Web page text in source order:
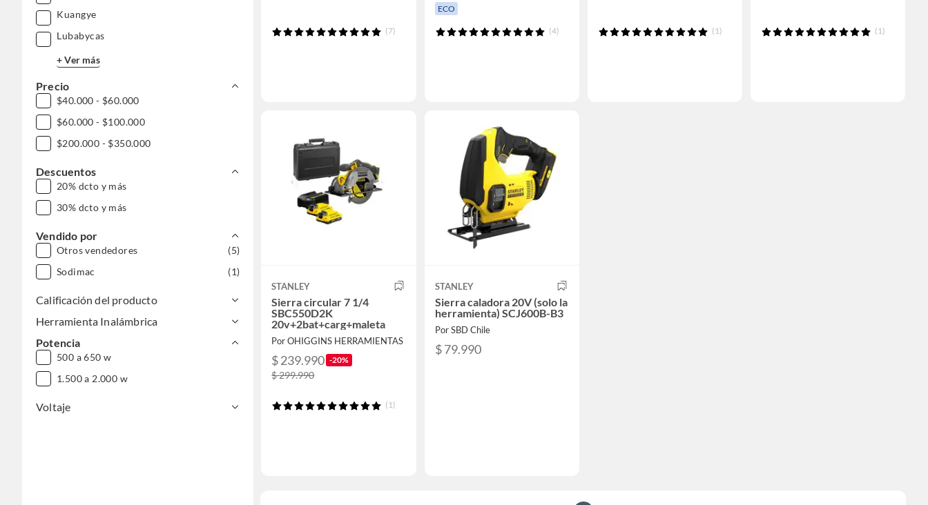
Kuangye
Lubabycas
+ Ver más
Precio
$40.000 - $60.000
$60.000 - $100.000
$200.000 - $350.000
Descuentos
20% dcto y más
30% dcto y más
Vendido por
Otros vendedores
(5)
Sodimac
(1)
Calificación del producto
Herramienta Inalámbrica
Potencia
500 a 650 w
1.500 a 2.000 w
Voltaje
(7)
ECO
(4) (1) (1)
STANLEY
Sierra circular 7 1/4
SBC550D2K
20v+2bat+carg+maleta
Por OHIGGINS HERRAMIENTAS
$ 239.990 -20%
$ 299.990
(1)
STANLEY
Sierra caladora 20V (solo la
herramienta) SCJ600B-B3
Por SBD Chile
$ 79.990